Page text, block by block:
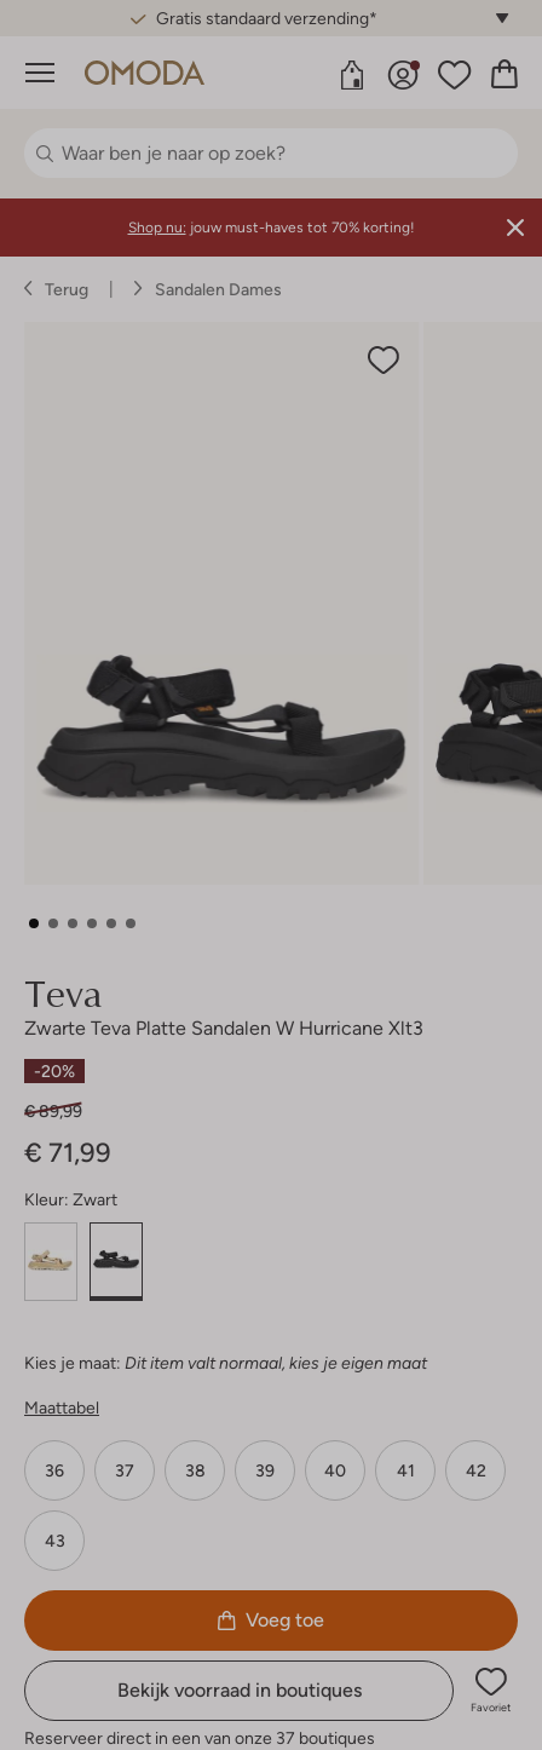
Gratis standaard verzending*
Menu
Shop nu: jouw must-haves tot 70% korting!
Terug Sandalen Dames
Teva
Zwarte Teva Platte Sandalen W Hurricane Xlt3
-20%
€ 89,99
€ 71,99
Kleur: Zwart
Kies je maat: Dit item valt normaal, kies je eigen maat
Maattabel
36 37 38 39 40 41 42
43
Voeg toe
Bekijk voorraad in boutiques
Favoriet
Reserveer direct in een van onze 37 boutiques